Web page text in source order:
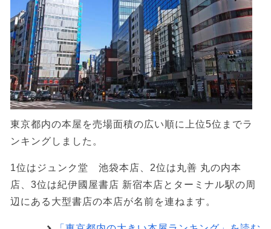
東京都内の本屋を売場面積の広い順に上位5位までラ
ンキングしました。
1位はジュンク堂 池袋本店、2位は丸善 丸の内本
店、3位は紀伊國屋書店 新宿本店とターミナル駅の周
辺にある大型書店の本店が名前を連ねます。